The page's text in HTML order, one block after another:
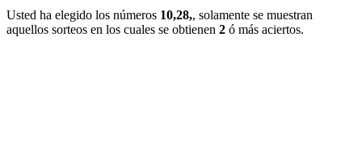
Usted ha elegido los números 10,28,, solamente se muestran
aquellos sorteos en los cuales se obtienen 2 ó más aciertos.